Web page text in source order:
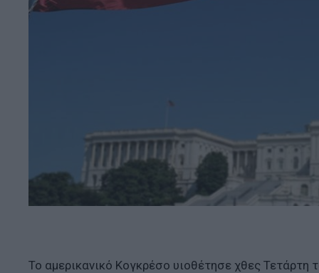
Το αμερικανικό Κογκρέσο υιοθέτησε χθες